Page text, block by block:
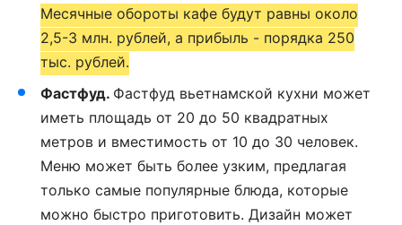
Месячные обороты кафе будут равны около
2,5-3 млн. рублей, а прибыль - порядка 250
тыс. рублей.
Фастфуд. Фастфуд вьетнамской кухни может
иметь площадь от 20 до 50 квадратных
метров и вместимость от 10 до 30 человек.
Меню может быть более узким, предлагая
только самые популярные блюда, которые
можно быстро приготовить. Дизайн может